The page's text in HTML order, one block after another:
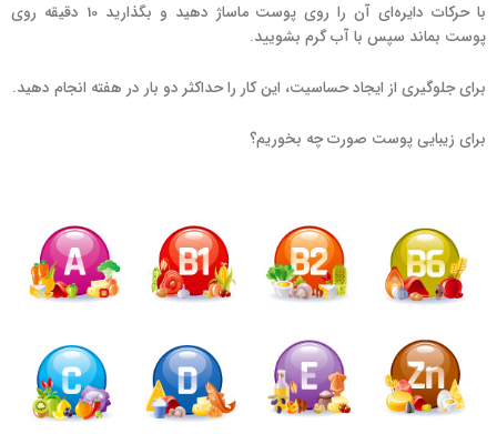
با حرکات دایره‌ای آن را روی پوست ماساژ دهید و بگذارید 10 دقیقه روی
پوست بماند سپس با آب گرم بشویید.
برای جلوگیری از ایجاد حساسیت، این کار را حداکثر دو بار در هفته انجام دهید.
برای زیبایی پوست صورت چه بخوریم؟